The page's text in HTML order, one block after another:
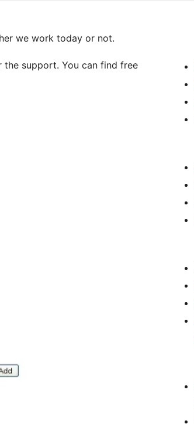
we work today or not.
the support. You can find free